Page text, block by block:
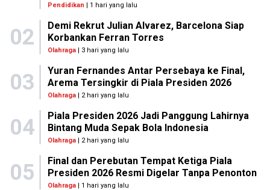
Pendidikan | 1 hari yang lalu
02
Demi Rekrut Julian Alvarez, Barcelona Siap
Korbankan Ferran Torres
Olahraga| 3 hari yang lalu
03
Yuran Fernandes Antar Persebaya ke Final,
Arema Tersingkir di Piala Presiden 2026
Olahraga| 2 hari yang lalu
04
Piala Presiden 2026 Jadi Panggung Lahirnya
Bintang Muda Sepak Bola Indonesia
Olahraga| 2 hari yang lalu
05
Final dan Perebutan Tempat Ketiga Piala
Presiden 2026 Resmi Digelar Tanpa Penonton
Olahraga| 1 hari yang lalu